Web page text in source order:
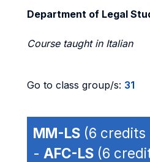
Department of Legal
Course taught in Italian
Go to class group/s: 31
MM-LS (6 credits
- AFC-LS (6